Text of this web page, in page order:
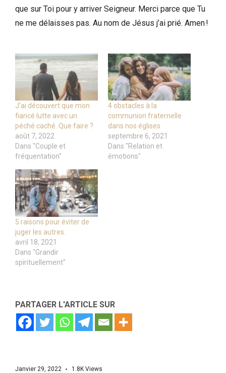
que sur Toi pour y arriver Seigneur. Merci parce que Tu
ne me délaisses pas. Au nom de Jésus j’ai prié. Amen !
J’ai découvert que mon
fiancé lutte avec un
péché caché. Que faire ?
août 7, 2022
Dans "Couple et
fréquentation"
4 obstacles à la
communion fraternelle
dans nos églises.
septembre 6, 2021
Dans "Relation et
émotions"
5 raisons pour éviter de
juger les autres.
avril 18, 2021
Dans "Grandir
spirituellement"
PARTAGER L'ARTICLE SUR
Janvier 29, 2022 1.8K Views